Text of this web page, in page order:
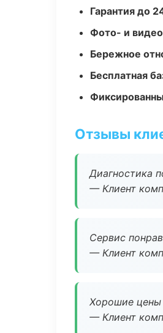
Гарантия до
Фото- и
Бережное
Бесплатная
Отзывы
Диагностика
— Клиент
Сервис
— Клиент
Хорошие цены
— Клиент